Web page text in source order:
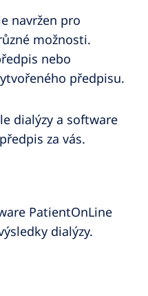
navržen pro
možnosti.
nebo
předpisu.
dialýzy a software
za vás.
PatientOnLine
dialýzy.